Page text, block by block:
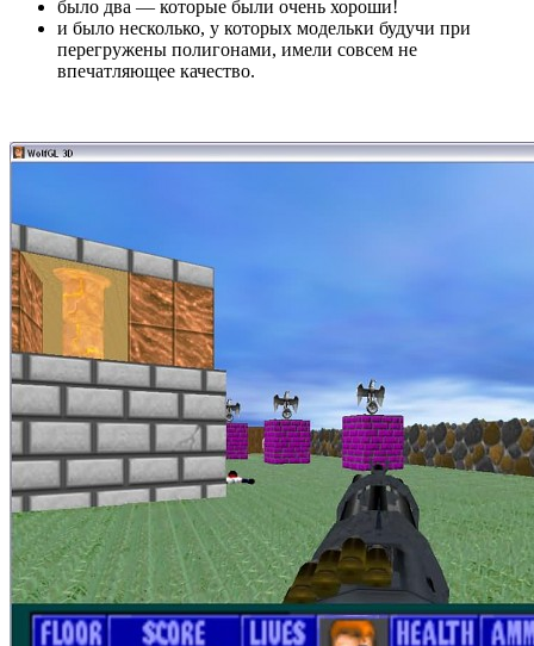
было два — которые были очень хороши!
и было несколько, у которых модельки будучи при
перегружены полигонами, имели совсем не
впечатляющее качество.